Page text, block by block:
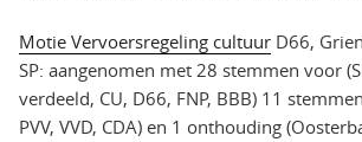
Motie Vervoersregeling cultuur D66,
SP: aangenomen met 28 stemmen voor
verdeeld, CU, D66, FNP, BBB) 11
PVV, VVD, CDA) en 1 onthouding